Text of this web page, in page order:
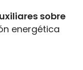
sobre
energética